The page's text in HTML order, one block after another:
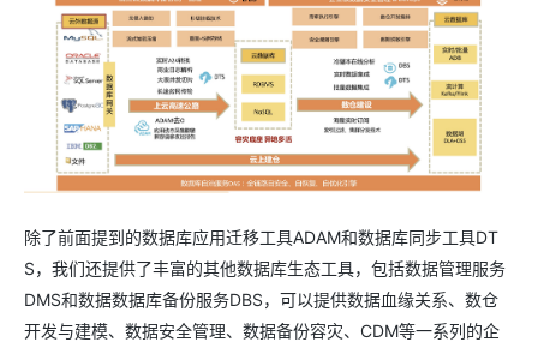
除了前面提到的数据库应用迁移工具ADAM和数据库同步工具DT
S，我们还提供了丰富的其他数据库生态工具，包括数据管理服务
DMS和数据数据库备份服务DBS，可以提供数据血缘关系、数仓
开发与建模、数据安全管理、数据备份容灾、CDM等一系列的企